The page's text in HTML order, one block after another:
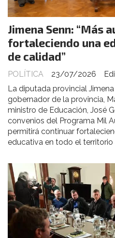
Jimena Senn: “Más
fortaleciendo una
de calidad”
POLÍTICA
23/07/2026
La diputada provincial
gobernador de la provincia,
ministro de Educación, José
convenios del Programa Mil
permitirá continuar
educativa en todo el territorio